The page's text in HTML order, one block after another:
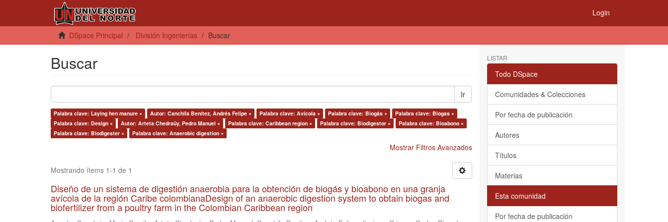
Login
DSpace Principal División Ingenierías Buscar
Buscar
Ir
Palabra clave: Laying hen manure × Autor: Canchila Benítez, Andrés Felipe × Palabra clave: Avícola × Palabra clave: Biogás ×
Palabra clave: Biogas ×
Palabra clave: Design ×
Autor: Arteta Chedraüy, Pedro Manuel × Palabra clave: Caribbean region × Palabra clave: Biodigestor ×
Palabra clave: Bioabono ×
Palabra clave: Biodigester ×
Palabra clave: Anaerobic digestion ×
Mostrar Filtros Avanzados
Mostrando ítems 1-1 de 1
Diseño de un sistema de digestión anaerobia para la obtención de biogás y bioabono en una granja
avícola de la región Caribe colombianaDesign of an anaerobic digestion system to obtain biogas and
biofertilizer from a poultry farm in the Colombian Caribbean region
LISTAR
Todo DSpace
Comunidades & Colecciones
Por fecha de publicación
Autores
Títulos
Materias
Esta comunidad
Por fecha de publicación